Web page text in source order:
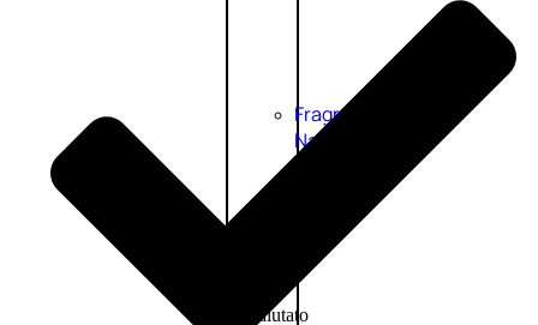
Fragranze
Nature
Donna
Valutato